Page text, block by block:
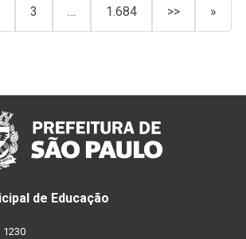
3 … 1.684 >> »
de Educação
1230